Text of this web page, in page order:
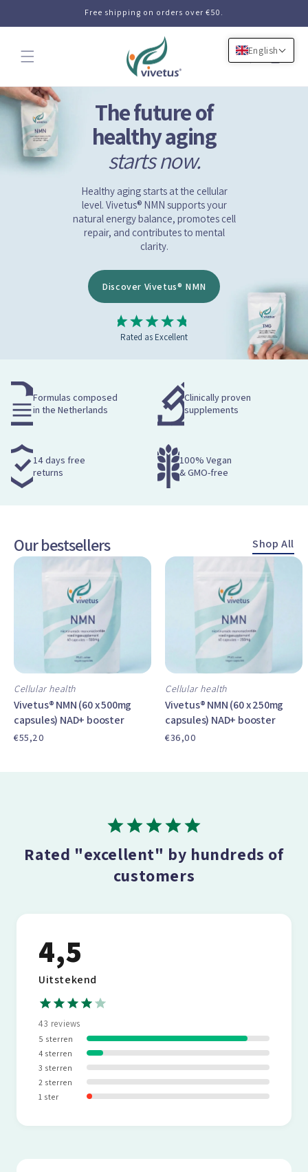
Free shipping on orders over €50.
Cart
The future of
healthy aging
starts now.
Healthy aging starts at the cellular
level. Vivetus® NMN supports your
natural energy balance, promotes cell
repair, and contributes to mental
clarity.
Discover Vivetus® NMN
Rated as Excellent
Formulas composed
in the Netherlands
Clinically proven
supplements
14 days free
returns
100% Vegan
& GMO-free
Our bestsellers Shop All
Cellular health
Vivetus® NMN (60 x 500mg
capsules) NAD+ booster
€55,20
Cellular health
Vivetus® NMN (60 x 250mg
capsules) NAD+ booster
€36,00
Rated "excellent" by hundreds of
customers
4,5
Uitstekend
43 reviews
5 sterren
4 sterren
3 sterren
2 sterren
1 ster
English